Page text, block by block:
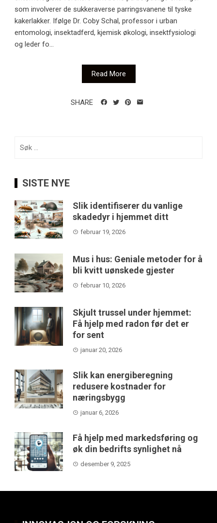
som involverer de sukkeraverse parringsvanene til tyske
kakerlakker. Ifølge Dr. Coby Schal, professor i urban
entomologi, insektadferd, kjemisk økologi, insektfysiologi
og leder fo...
Read More
SHARE
SISTE NYE
Slik identifiserer du vanlige
skadedyr i hjemmet ditt
februar 19, 2026
Mus i hus: Geniale metoder for å
bli kvitt uønskede gjester
februar 10, 2026
Skjult trussel under hjemmet:
Få hjelp med radon før det er
for sent
januar 20, 2026
Slik kan energiberegning
redusere kostnader for
næringsbygg
januar 6, 2026
Få hjelp med markedsføring og
øk din bedrifts synlighet nå
desember 9, 2025